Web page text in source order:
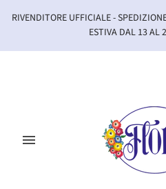
RIVENDITORE UFFICIALE -
ESTIVA DAL 13 AL